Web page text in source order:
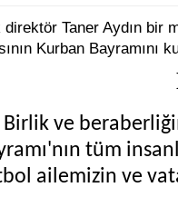
direktör Taner Aydın bir
Kurban Bayramını
Birlik ve
tüm
ailemizin ve